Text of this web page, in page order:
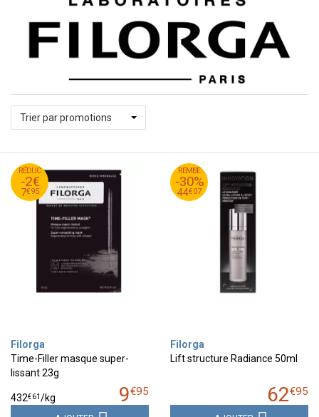
Trier par promotions
RÉDUC
-2€
7€95
9
€
95
7
€
95
Filorga
Time-Filler masque super-
lissant 23g
9€95
432€61/kg
REMISE
-30%
44€07
62
€
95
44
€
07
Filorga
Lift structure Radiance 50ml
62€95